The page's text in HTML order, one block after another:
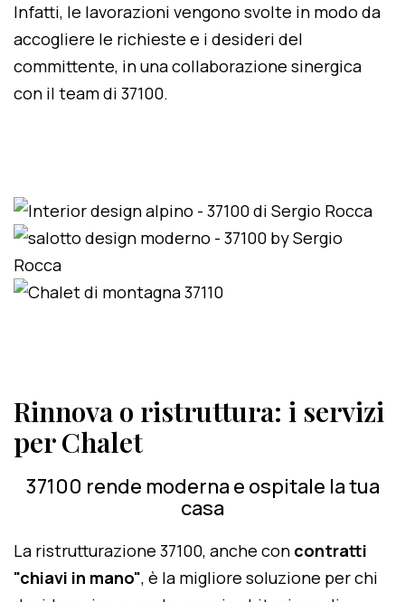
Infatti, le lavorazioni vengono svolte in modo da
accogliere le richieste e i desideri del
committente, in una collaborazione sinergica
con il team di 37100.
Rinnova o ristruttura: i servizi
per Chalet
37100 rende moderna e ospitale la tua
casa
La ristrutturazione 37100, anche con contratti
"chiavi in mano", è la migliore soluzione per chi